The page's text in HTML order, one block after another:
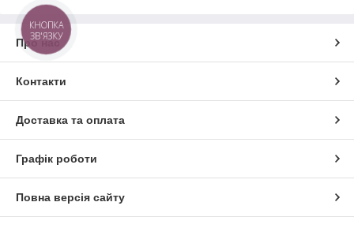
Про нас
Контакти
Доставка та оплата
Графік роботи
Повна версія сайту
КНОПКА
ЗВ'ЯЗКУ